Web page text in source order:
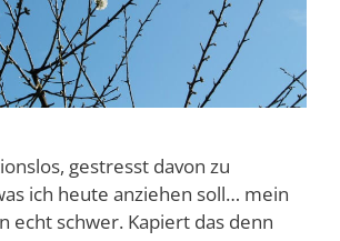
gestresst davon zu
ich heute anziehen soll… mein
echt schwer. Kapiert das denn